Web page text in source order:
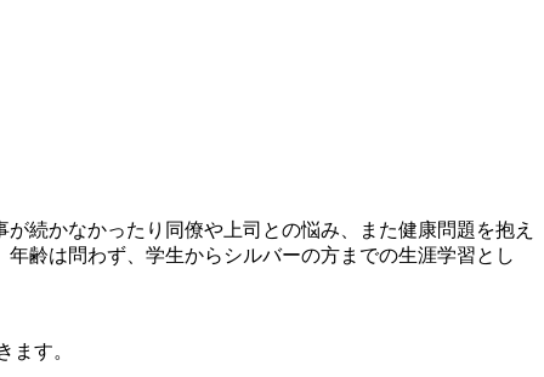
続かなかったり同僚や上司との悩み、また健康問題を抱え
齢は問わず、学生からシルバーの方までの生涯学習とし
ます。